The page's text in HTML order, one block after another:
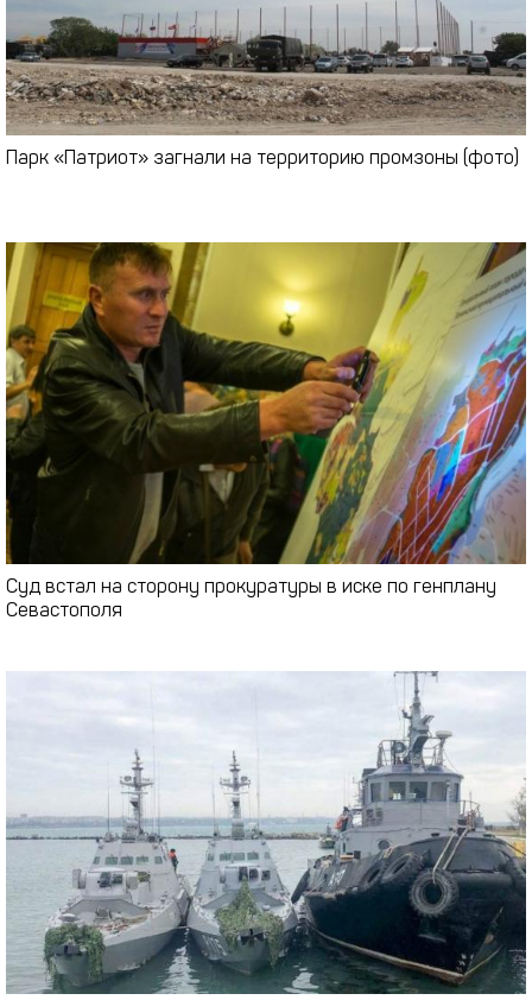
Парк «Патриот» загнали на территорию промзоны (фото)
Суд встал на сторону прокуратуры в иске по генплану
Севастополя